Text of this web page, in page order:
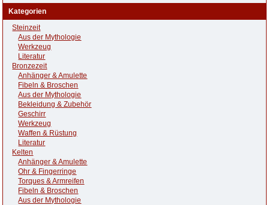
Kategorien
Steinzeit
Aus der Mythologie
Werkzeug
Literatur
Bronzezeit
Anhänger & Amulette
Fibeln & Broschen
Aus der Mythologie
Bekleidung & Zubehör
Geschirr
Werkzeug
Waffen & Rüstung
Literatur
Kelten
Anhänger & Amulette
Ohr & Fingerringe
Torques & Armreifen
Fibeln & Broschen
Aus der Mythologie